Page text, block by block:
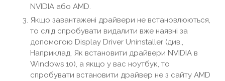
NVIDIA або AMD.
Якщо завантажені драйвери не встановлюються,
то слід спробувати видалити вже наявні за
допомогою Display Driver Uninstaller (див.,
Наприклад, Як встановити драйвери NVIDIA в
Windows 10), а якщо у вас ноутбук, то
спробувати встановити драйвер не з сайту AMD